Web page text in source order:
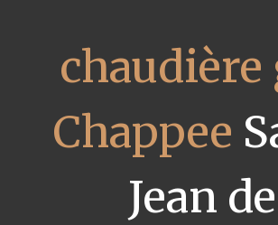
chaudière
Chappee
Jean de